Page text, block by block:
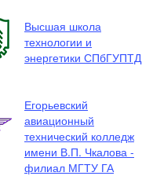
Высшая школа
технологии и
энергетики СПбГУПТД
Егорьевский
авиационный
технический колледж
имени В.П. Чкалова -
филиал МГТУ ГА